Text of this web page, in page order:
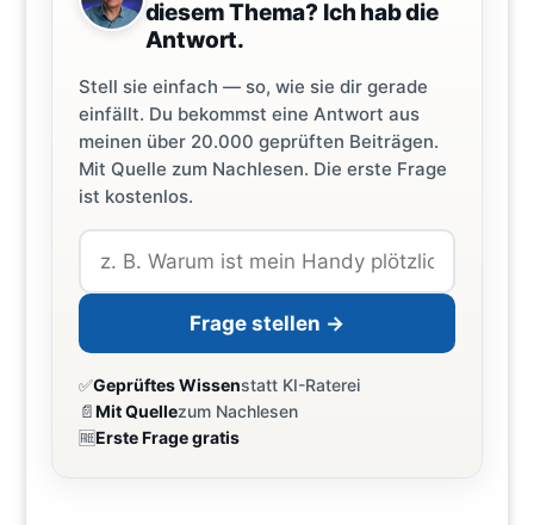
diesem Thema? Ich hab die
Antwort.
Stell sie einfach — so, wie sie dir gerade
einfällt. Du bekommst eine Antwort aus
meinen über 20.000 geprüften Beiträgen.
Mit Quelle zum Nachlesen. Die erste Frage
ist kostenlos.
Frage stellen →
✅Geprüftes Wissenstatt KI-Raterei
📄Mit Quellezum Nachlesen
🆓Erste Frage gratis